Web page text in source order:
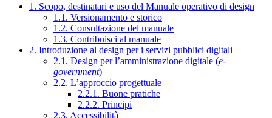
1. Scopo, destinatari e uso del Manuale operativo di design
1.1. Versionamento e storico
1.2. Consultazione del manuale
1.3. Contribuisci al manuale
2. Introduzione al design per i servizi pubblici digitali
2.1. Design per l’amministrazione digitale (e-
government)
2.2. L’approccio progettuale
2.2.1. Buone pratiche
2.2.2. Principi
2.3. Accessibilità